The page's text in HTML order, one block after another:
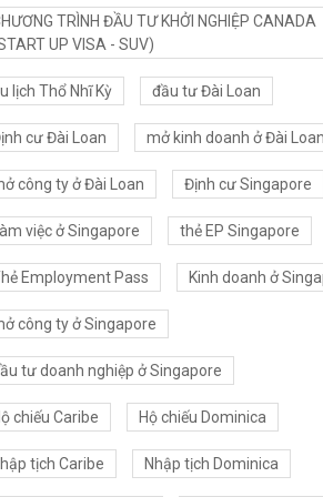
TRÌNH ĐẦU TƯ KHỞI NGHIỆP CANADA
UP VISA - SUV)
lịch Thổ Nhĩ Kỳ đầu tư Đài Loan
cư Đài Loan mở kinh doanh ở Đài Loan
công ty ở Đài Loan Định cư Singapore
Làm việc ở Singapore thẻ EP Singapore
Employment Pass Kinh doanh ở
công ty ở Singapore
tư doanh nghiệp ở Singapore
chiếu Caribe Hộ chiếu Dominica
tịch Caribe Nhập tịch Dominica